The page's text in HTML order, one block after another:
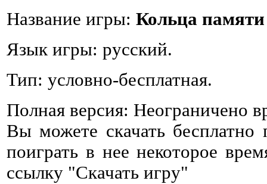
Название игры: Кольца памяти
Язык игры: русский.
Тип: условно-бесплатная.
Полная версия: Неограничено
Вы можете скачать
поиграть в нее некоторое
ссылку "Скачать игру"